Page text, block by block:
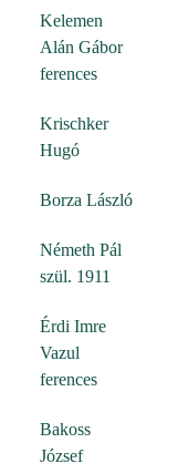
Kelemen
Alán Gábor
ferences
Krischker
Hugó
Borza László
Németh Pál
szül. 1911
Érdi Imre
Vazul
ferences
Bakoss
József